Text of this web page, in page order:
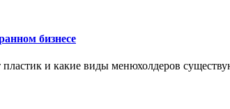
бизнесе
и какие виды менюхолдеров